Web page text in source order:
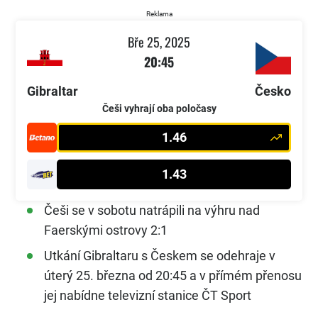
Reklama
Gibraltar
Bře 25, 2025
20:45
Češi vyhrají oba poločasy
Česko
1.46
1.43
Češi se v sobotu natrápili na výhru nad
Faerskými ostrovy 2:1
Utkání Gibraltaru s Českem se odehraje v
úterý 25. března od 20:45 a v přímém přenosu
jej nabídne televizní stanice ČT Sport